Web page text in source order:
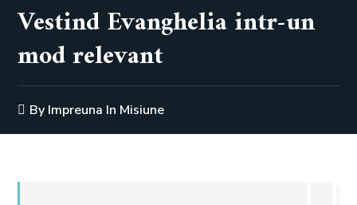
Vestind Evanghelia intr-un
mod relevant
By Impreuna In Misiune